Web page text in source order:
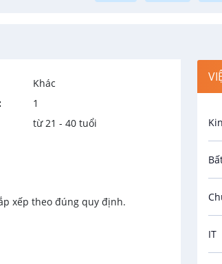
Khác
1
từ 21 - 40 tuổi
xếp theo đúng quy định.
IT